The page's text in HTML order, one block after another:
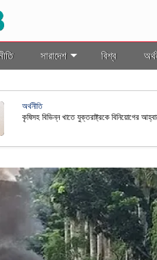
সারাদেশ বিশ্ব
অর্থনীতি
কৃষিসহ বিভিন্ন খাতে যুক্তরাষ্ট্রকে বিনিয়োগের